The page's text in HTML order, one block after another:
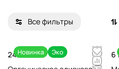
Все фильтры
Новинка Эко
24 250 ₽
6